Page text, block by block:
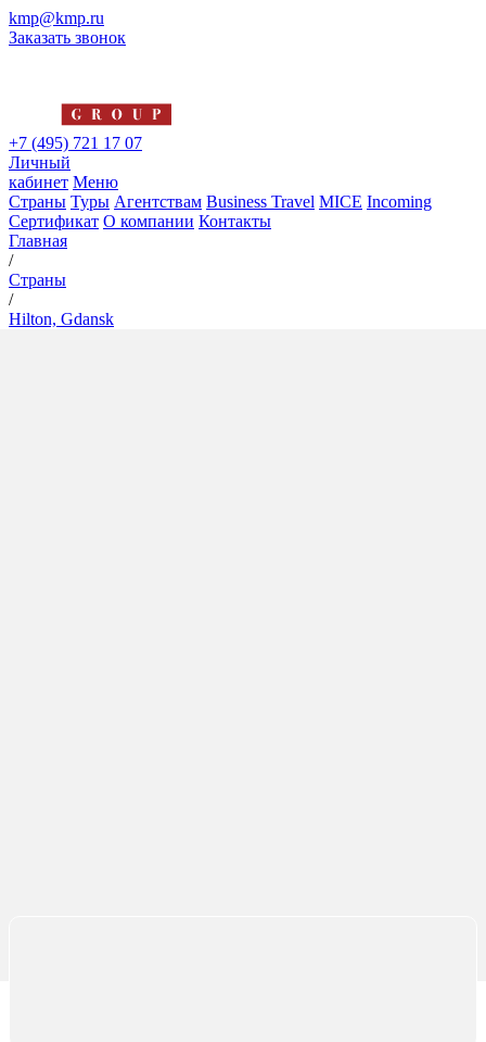
kmp@kmp.ru
Заказать звонок
+7 (495) 721 17 07
Личный
кабинет Меню
Страны Туры Агентствам Business Travel MICE Incoming
Сертификат О компании Контакты
Главная
/
Страны
/
Hilton, Gdansk